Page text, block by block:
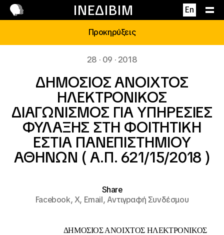
ΙΝΕΔΙΒΙΜ En
Επικοινωνία
Προκηρύξεις
28 · 09 · 2018
ΔΗΜΟΣΙΟΣ ΑΝΟΙΧΤΟΣ
ΗΛΕΚΤΡΟΝΙΚΟΣ
ΔΙΑΓΩΝΙΣΜΟΣ ΓΙΑ ΥΠΗΡΕΣΙΕΣ
ΦΥΛΑΞΗΣ ΣΤΗ ΦΟΙΤΗΤΙΚΗ
ΕΣΤΙΑ ΠΑΝΕΠΙΣΤΗΜΙΟΥ
ΑΘΗΝΩΝ ( Α.Π. 621/15/2018 )
Share
Facebook,X, Email,Αντιγραφή Συνδέσμου
ΔΗΜΟΣΙΟΣ ΑΝΟΙΧΤΟΣ ΗΛΕΚΤΡΟΝΙΚΟΣ